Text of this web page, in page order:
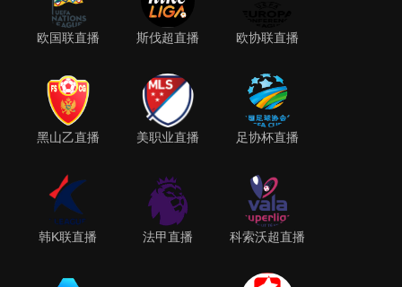
欧国联直播 斯伐超直播 欧协联直播
黑山乙直播 美职业直播 足协杯直播
韩K联直播 法甲直播 科索沃超直播